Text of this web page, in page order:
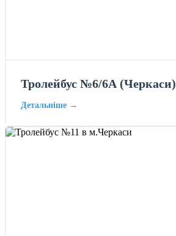
Тролейбус №6/6А (Черкаси)
Детальніше →